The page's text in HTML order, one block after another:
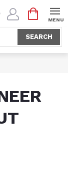
SEARCH
CART